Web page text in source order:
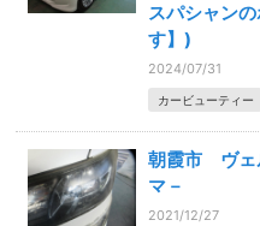
スパシャン
す】)
2024/07/31
カービューティー
朝霞市 ヴェ
マ－
2021/12/27